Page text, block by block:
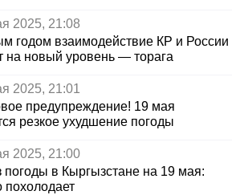
2025, 21:08
годом взаимодействие КР и России
на новый уровень — торага
2025, 21:01
предупреждение! 19 мая
резкое ухудшение погоды
2025, 21:00
погоды в Кыргызстане на 19 мая:
похолодает